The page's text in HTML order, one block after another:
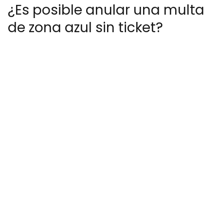
¿Es posible anular una multa
de zona azul sin ticket?